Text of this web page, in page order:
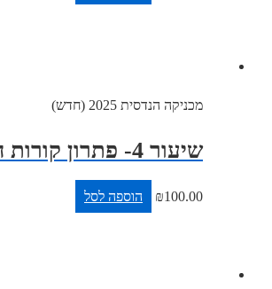
מכניקה הנדסית 2025 (חדש)
שיעור 4- פתרון קורות חלק א
₪ הוספה לסל